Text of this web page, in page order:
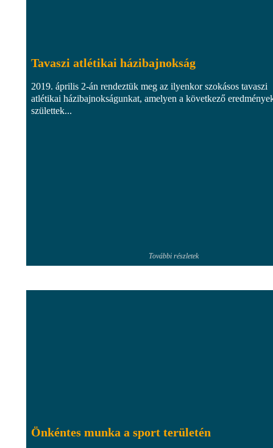
Tavaszi atlétikai házibajnokság
2019. április 2-án rendeztük meg az ilyenkor szokásos tavaszi
atlétikai házibajnokságunkat, amelyen a következő
születtek...
További részletek
Önkéntes munka a sport területén